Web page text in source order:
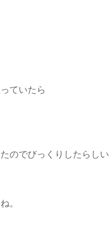
ていたら
のでびっくりしたらしい
。